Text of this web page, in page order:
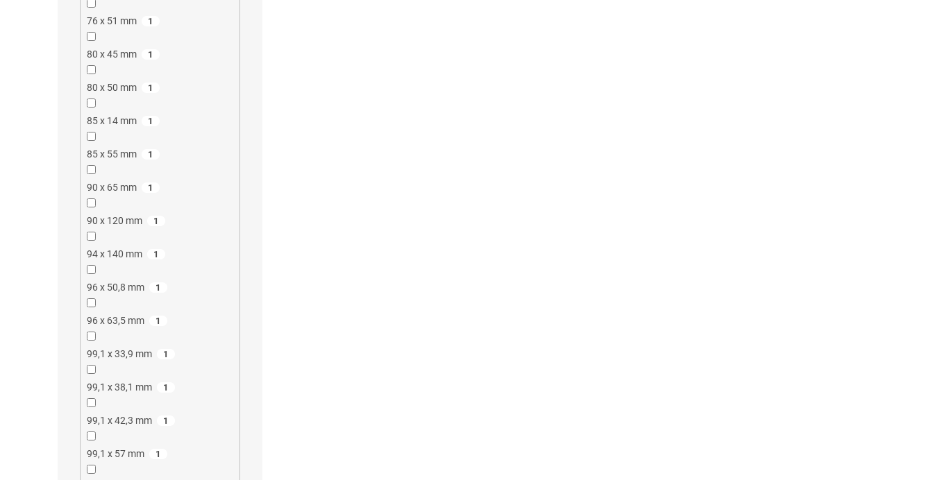
76 x 51 mm 1
80 x 45 mm 1
80 x 50 mm 1
85 x 14 mm 1
85 x 55 mm 1
90 x 65 mm 1
90 x 120 mm 1
94 x 140 mm 1
96 x 50,8 mm 1
96 x 63,5 mm 1
99,1 x 33,9 mm 1
99,1 x 38,1 mm 1
99,1 x 42,3 mm 1
99,1 x 57 mm 1